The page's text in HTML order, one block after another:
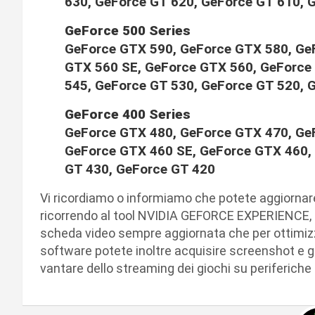
GeForce 500 Series
GeForce GTX 590, GeForce GTX 580,
GTX 560 SE, GeForce GTX 560,
545, GeForce GT 530, GeForce GT 520,
GeForce 400 Series
GeForce GTX 480, GeForce GTX 470,
GeForce GTX 460 SE, GeForce GTX
GT 430, GeForce GT 420
Vi ricordiamo o informiamo che potete
ricorrendo al tool NVIDIA GEFORCE
scheda video sempre aggiornata che per
software potete inoltre acquisire screenshot e
vantare dello streaming dei giochi su periferiche